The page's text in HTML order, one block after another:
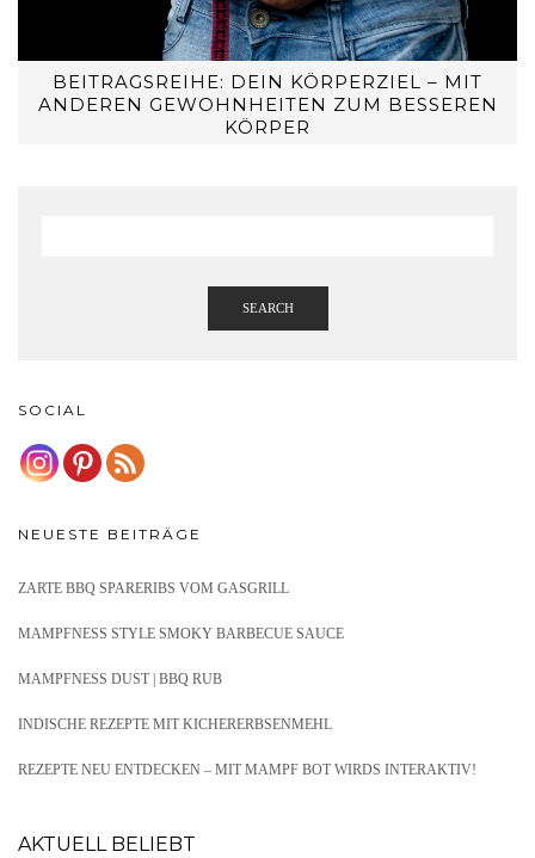
BEITRAGSREIHE: DEIN KÖRPERZIEL – MIT
ANDEREN GEWOHNHEITEN ZUM BESSEREN
KÖRPER
SEARCH
SOCIAL
NEUESTE BEITRÄGE
ZARTE BBQ SPARERIBS VOM GASGRILL
MAMPFNESS STYLE SMOKY BARBECUE SAUCE
MAMPFNESS DUST | BBQ RUB
INDISCHE REZEPTE MIT KICHERERBSENMEHL
REZEPTE NEU ENTDECKEN – MIT MAMPF BOT WIRDS INTERAKTIV!
AKTUELL BELIEBT